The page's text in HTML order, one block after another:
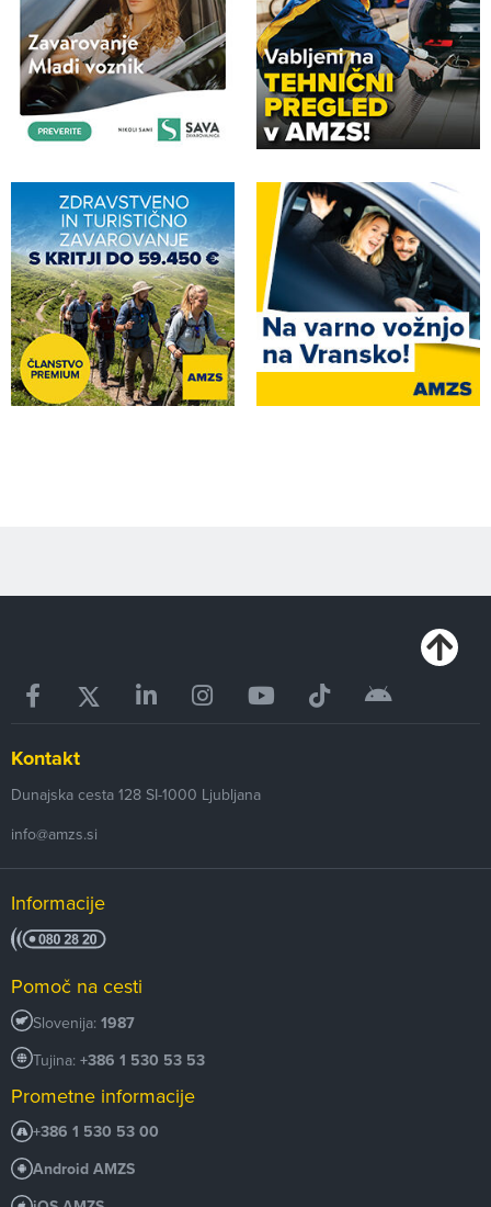
Kontakt
Dunajska cesta 128 SI-1000 Ljubljana
info@amzs.si
Informacije
Pomoč na cesti
Slovenija: 1987
Tujina: +386 1 530 53 53
Prometne informacije
+386 1 530 53 00
Android AMZS